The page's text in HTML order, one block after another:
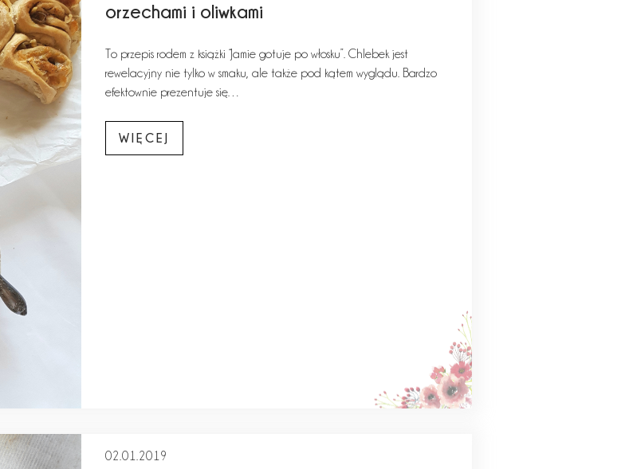
orzechami i oliwkami
To przepis rodem z książki “Jamie gotuje po włosku”. Chlebek jest
rewelacyjny nie tylko w smaku, ale także pod kątem wyglądu. Bardzo
efektownie prezentuje się…
WIĘCEJ
02.01.2019